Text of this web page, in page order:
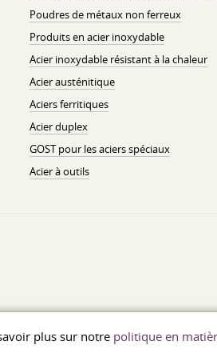
plus sur notre politique en
Poudres de métaux non ferreux
Produits en acier inoxydable
Acier inoxydable résistant à la chaleur
Acier austénitique
Aciers ferritiques
Acier duplex
GOST pour les aciers spéciaux
Acier à outils